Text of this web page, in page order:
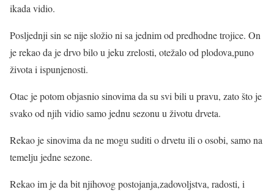
ikada vidio.
Posljednji sin se nije složio ni sa jednim od predhodne trojice. On
je rekao da je drvo bilo u jeku zrelosti, otežalo od plodova,puno
života i ispunjenosti.
Otac je potom objasnio sinovima da su svi bili u pravu, zato što je
svako od njih vidio samo jednu sezonu u životu drveta.
Rekao je sinovima da ne mogu suditi o drvetu ili o osobi, samo na
temelju jedne sezone.
Rekao im je da bit njihovog postojanja,zadovoljstva, radosti, i